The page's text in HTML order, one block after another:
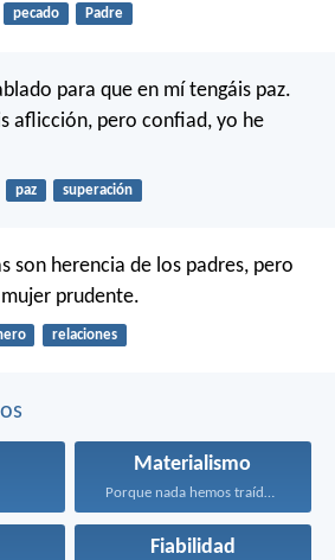
pecado Padre
para que en mí tengáis paz.
aflicción, pero confiad, yo he
paz superación
son herencia de los padres, pero
prudente.
relaciones
Materialismo
Porque nada hemos traído...
Fiabilidad